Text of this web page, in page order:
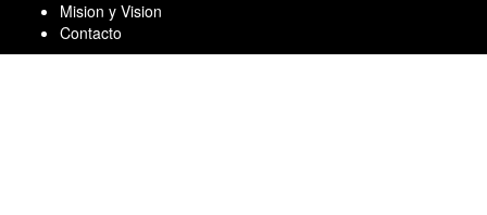
content
Mision y Vision
Contacto